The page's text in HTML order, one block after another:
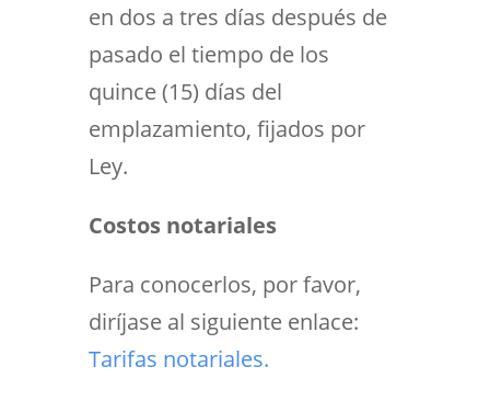
en dos a tres días después de
pasado el tiempo de los
quince (15) días del
emplazamiento, fijados por
Ley.
Costos notariales
Para conocerlos, por favor,
diríjase al siguiente enlace:
Tarifas notariales.